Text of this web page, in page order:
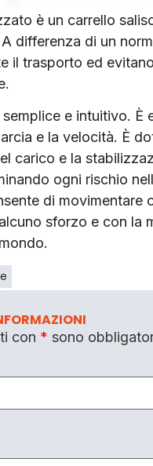
è un carrello
differenza di un
il trasporto ed
e intuitivo.
e la velocità. È
carico e la
ogni rischio
di
sforzo e con la
con * sono